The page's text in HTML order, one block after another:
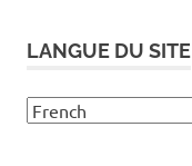
LANGUE DU SITE